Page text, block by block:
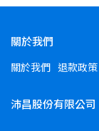
關於我們
關於我們 退款政策
沛昌股份有限公